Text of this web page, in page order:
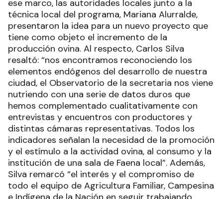
ese marco, las autoridades locales junto a la
técnica local del programa, Mariana Alurralde,
presentaron la idea para un nuevo proyecto que
tiene como objeto el incremento de la
producción ovina. Al respecto, Carlos Silva
resaltó: “nos encontramos reconociendo los
elementos endógenos del desarrollo de nuestra
ciudad, el Observatorio de la secretaria nos viene
nutriendo con una serie de datos duros que
hemos complementado cualitativamente con
entrevistas y encuentros con productores y
distintas cámaras representativas. Todos los
indicadores señalan la necesidad de la promoción
y el estímulo a la actividad ovina, al consumo y la
institución de una sala de Faena local”. Además,
Silva remarcó “el interés y el compromiso de
todo el equipo de Agricultura Familiar, Campesina